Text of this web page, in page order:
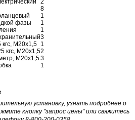
2
8
1
фазы
1
1
3
М20х1,5 1
кгс, М20х1,52
М20х1,53
1
установку, узнать подробнее о
кнопку "запрос цены" или свяжитесь